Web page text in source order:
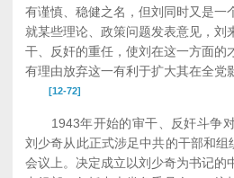
有谨慎、稳健之名，但刘同时又是一
就某些理论、政策问题发表意见，刘
干、反奸的重任，使刘在这一方面的
有理由放弃这一有利于扩大其在全党
[12-72]
1943年开始的审干、反奸斗争对
刘少奇从此正式涉足中共的干部和
会议上。决定成立以刘少奇为书记的